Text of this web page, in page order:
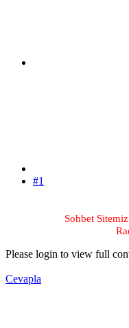
#1
Sohbet
Please login to view full
Cevapla